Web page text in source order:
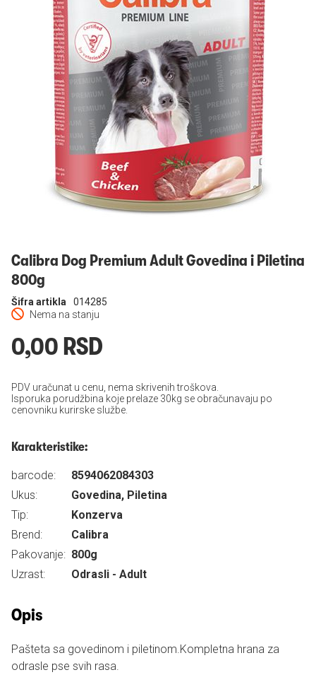
Prijavi se
Calibra Dog Premium Adult Govedina i Piletina
800g
Nema na stanju
Šifra artikla 014285
0,00 RSD
PDV uračunat u cenu, nema skrivenih troškova.
Isporuka porudžbina koje prelaze 30kg se obračunavaju po
cenovniku kurirske službe.
Karakteristike:
barcode:
8594062084303
Ukus:
Govedina, Piletina
Tip:
Konzerva
Brend:
Calibra
Pakovanje: 800g
Uzrast:
Odrasli - Adult
Opis
Pašteta sa govedinom i piletinom.Kompletna hrana za
odrasle pse svih rasa.